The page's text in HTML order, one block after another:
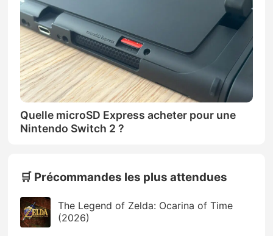
Quelle microSD Express acheter pour une
Nintendo Switch 2 ?
🛒 Précommandes les plus attendues
The Legend of Zelda: Ocarina of Time
(2026)